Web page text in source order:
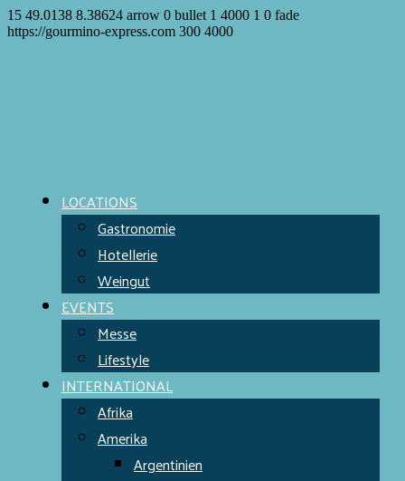
15 49.0138 8.38624 arrow 0 bullet 1 4000 1 0 fade
https://gourmino-express.com 300 4000
LOCATIONS
Gastronomie
Hotellerie
Weingut
EVENTS
Messe
Lifestyle
INTERNATIONAL
Afrika
Amerika
Argentinien